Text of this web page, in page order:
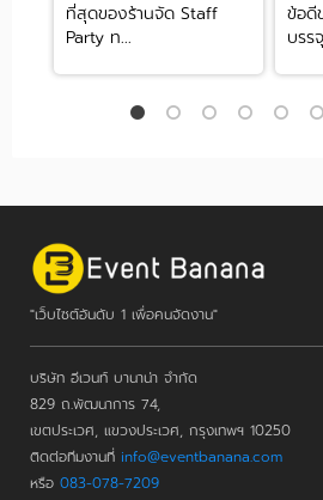
ที่สุดของร้านจัด Staff
Party ท...
ข้อดี
บรร
"เว็บไซต์อันดับ 1 เพื่อคนจัดงาน"
บริษัท อีเวนท์ บานาน่า จำกัด
829 ถ.พัฒนาการ 74,
เขตประเวศ, แขวงประเวศ, กรุงเทพฯ 10250
ติดต่อทีมงานที่ info@eventbanana.com
หรือ 083-078-7209